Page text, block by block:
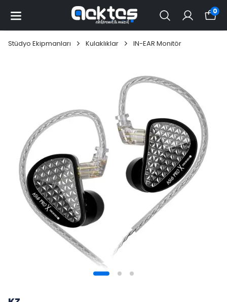
0
Stüdyo Ekipmanları Kulaklıklar IN-EAR Monitör